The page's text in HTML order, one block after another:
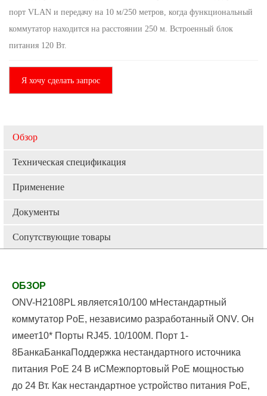
порт VLAN и передачу на 10 м/250 метров, когда функциональный
коммутатор находится на расстоянии 250 м. Встроенный блок
питания 120 Вт.
Я хочу сделать запрос
Обзор
Техническая спецификация
Применение
Документы
Сопутствующие товары
ОБЗОР
ONV-H2108PL является10/100 мНестандартный
коммутатор PoE, независимо разработанный ONV. Он
имеет10* Порты RJ45. 10/100M. Порт 1-
8БанкаБанкаПоддержка нестандартного источника
питания PoE 24 В иСМежпортовый PoE мощностью
до 24 Вт. Как нестандартное устройство питания PoE,